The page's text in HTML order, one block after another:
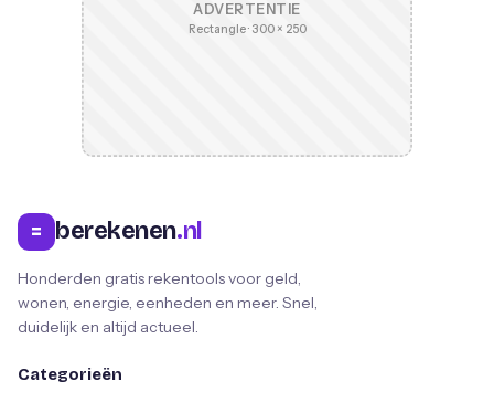
ADVERTENTIE
Rectangle · 300 × 250
= berekenen.nl
Honderden gratis rekentools voor geld,
wonen, energie, eenheden en meer. Snel,
duidelijk en altijd actueel.
Categorieën